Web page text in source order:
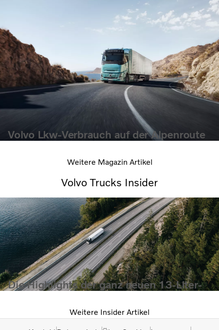
Volvo Lkw-Verbrauch auf der Alpenroute
Weitere Magazin Artikel
Volvo Trucks Insider
Die Highlights der ganz neuen 13-Liter-
Weitere Insider Artikel